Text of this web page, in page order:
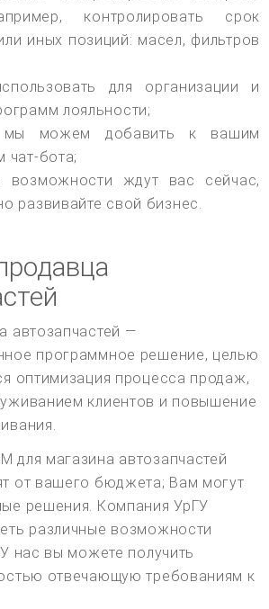
контролировать срок
иных позиций: масел, фильтров
для организации и
лояльности;
мы можем добавить к вашим
чат-бота;
возможности ждут вас сейчас,
развивайте свой бизнес.
автозапчастей —
программное решение, целью
оптимизация процесса продаж,
клиентов и повышение
для магазина автозапчастей
от вашего бюджета; Вам могут
решения. Компания УрГУ
различные возможности
нас вы можете получить
отвечающую требованиям к